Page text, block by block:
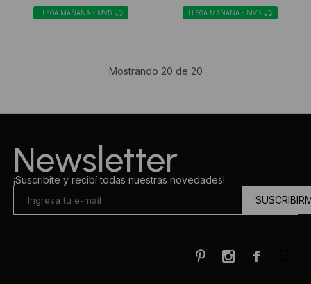
LLEGA MAÑANA - MVD LLEGA MAÑANA - MVD
Mostrando 20 de 20
Newsletter
¡Suscribite y recibí todas nuestras novedades!

 